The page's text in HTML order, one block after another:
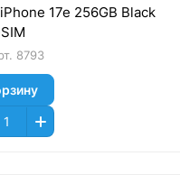
17e 256GB Black
8793